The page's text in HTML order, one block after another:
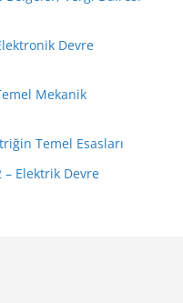
Devre
Mekanik
Temel Esasları
Elektrik Devre